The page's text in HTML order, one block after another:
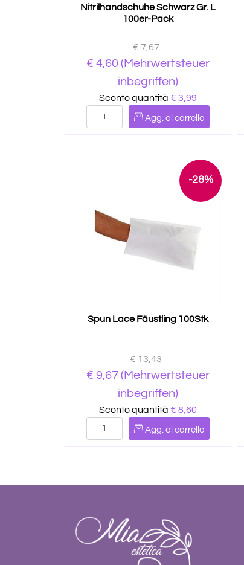
Nitrilhandschuhe Schwarz Gr. L
100er-Pack
€ 7,67
€ 4,60 (Mehrwertsteuer
inbegriffen)
Sconto quantità € 3,99
Quantità
Agg. al carrello
-28%
Spun Lace Fäustling 100Stk
€ 13,43
€ 9,67 (Mehrwertsteuer
inbegriffen)
Sconto quantità € 8,60
Quantità
Agg. al carrello